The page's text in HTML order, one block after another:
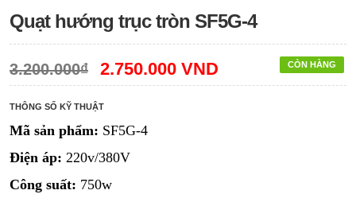
Quạt hướng trục tròn SF5G-4
CÒN HÀNG
3.200.000₫ 2.750.000 VND
THÔNG SỐ KỸ THUẬT
Mã sản phẩm: SF5G-4
Điện áp: 220v/380V
Công suất: 750w